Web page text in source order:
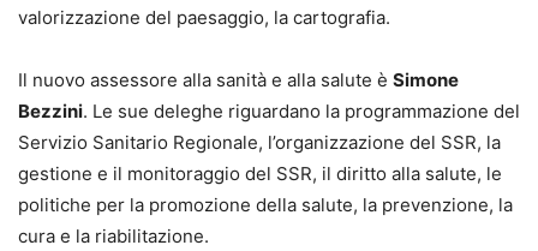
valorizzazione del paesaggio, la cartografia.
Il nuovo assessore alla sanità e alla salute è Simone
Bezzini. Le sue deleghe riguardano la programmazione del
Servizio Sanitario Regionale, l’organizzazione del SSR, la
gestione e il monitoraggio del SSR, il diritto alla salute, le
politiche per la promozione della salute, la prevenzione, la
cura e la riabilitazione.